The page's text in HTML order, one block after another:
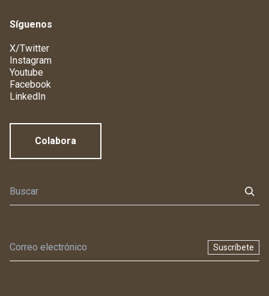
Síguenos
X/Twitter
Instagram
Youtube
Facebook
LinkedIn
Colabora
Suscríbete